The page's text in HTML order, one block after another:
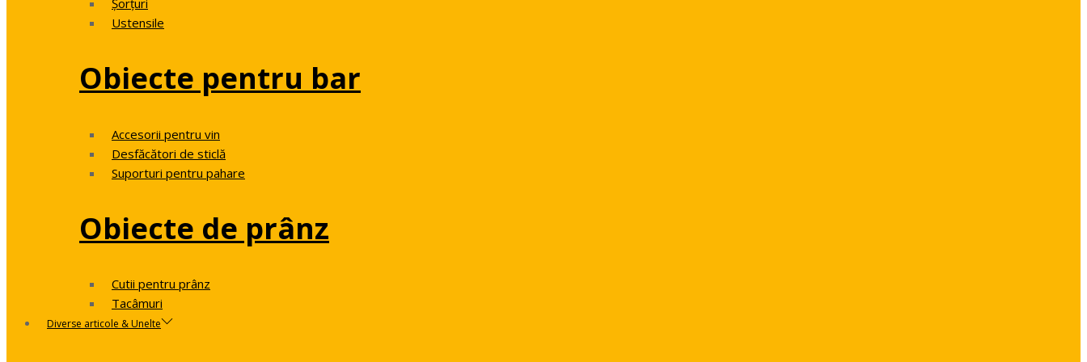
Ustensile
Obiecte pentru bar
Accesorii pentru vin
Desfăcători de sticlă
Suporturi pentru pahare
Obiecte de prânz
Cutii pentru prânz
Tacâmuri
Diverse articole & Unelte